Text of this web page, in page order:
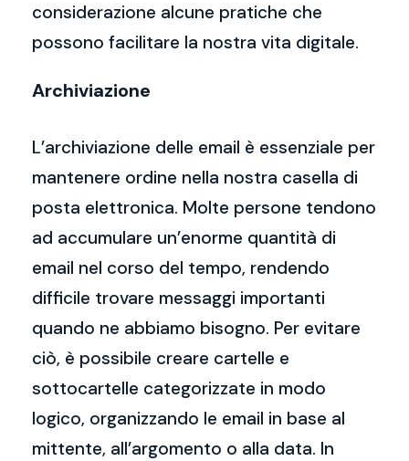
considerazione alcune pratiche che
possono facilitare la nostra vita digitale.
Archiviazione
L’archiviazione delle email è essenziale per
mantenere ordine nella nostra casella di
posta elettronica. Molte persone tendono
ad accumulare un’enorme quantità di
email nel corso del tempo, rendendo
difficile trovare messaggi importanti
quando ne abbiamo bisogno. Per evitare
ciò, è possibile creare cartelle e
sottocartelle categorizzate in modo
logico, organizzando le email in base al
mittente, all’argomento o alla data. In